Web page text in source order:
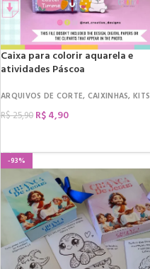
Caixa para colorir aquarela e
atividades Páscoa
ARQUIVOS DE CORTE, CAIXINHAS, KITS COLORIR
R$25,90 R$4,90
-93%